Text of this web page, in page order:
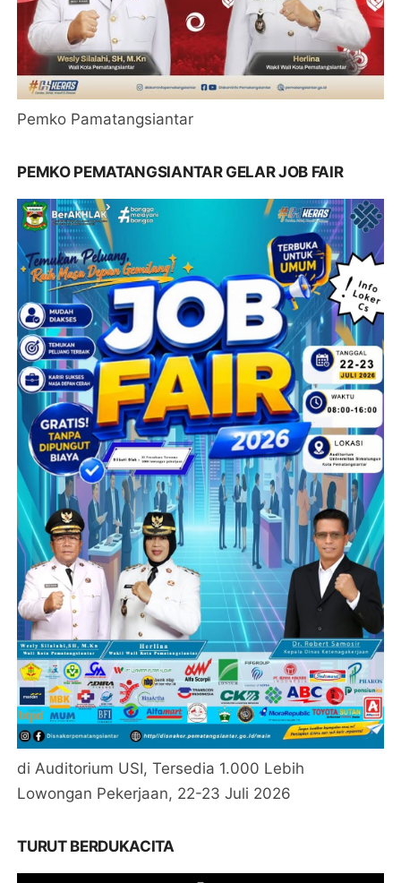
Pemko Pamatangsiantar
PEMKO PEMATANGSIANTAR GELAR JOB FAIR
di Auditorium USI, Tersedia 1.000 Lebih
Lowongan Pekerjaan, 22-23 Juli 2026
TURUT BERDUKACITA